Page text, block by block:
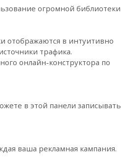
огромной библиотеки
отображаются в интуитивно
трафика.
онлайн-конструктора по
в этой панели записывать
ваша рекламная кампания.